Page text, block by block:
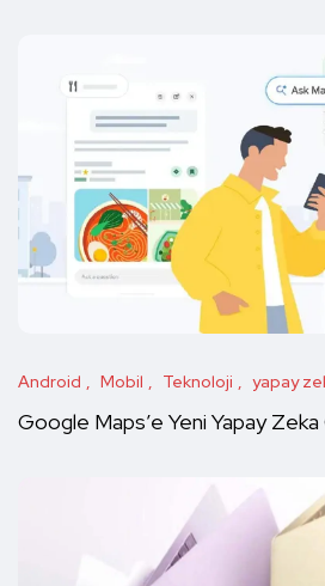
Android Mobil Teknoloji yapay
Google Maps’e Yeni Yapay